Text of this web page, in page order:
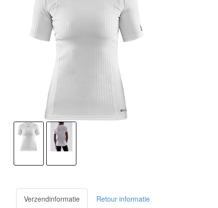
Verzendinformatie Retour informatie